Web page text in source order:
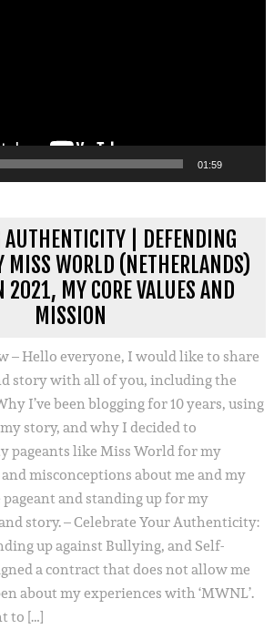
01:59
AUTHENTICITY | DEFENDING
MISS WORLD (NETHERLANDS)
2021, MY CORE VALUES AND
MISSION
– Hello everyone, I would like to share
story with all of you, including the
I’ve been blogging for 10 years, using
story, and why I decided to
pageants like Miss World for my
misconceptions about me and my
and standing up for my
story. – Celebrate Your Authenticity:
up against Bullying, and Self-
a contract that does not allow me
about my experiences with ‘MWNL’.
to […]